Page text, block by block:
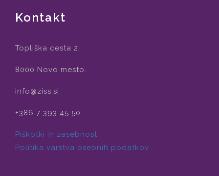
Kontakt
Topliška cesta 2,
8000 Novo mesto.
info@ziss.si
+386 7 393 45 50
Piškotki in zasebnost
Politika varstva osebnih podatkov